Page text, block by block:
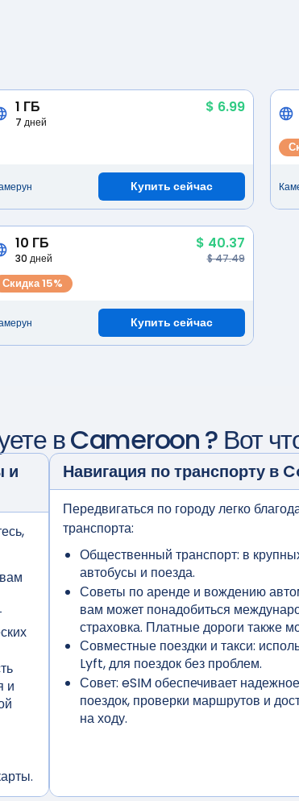
1 ГБ $ 6.99
7 дней
Купить сейчас
10 ГБ $ 40.37
30 дней $ 47.49
Скидка 15%
Купить сейчас
вCameroon? Вот
и
и
Навигация по транспорту в
Передвигаться по городу легко
транспорта:
Общественный транспорт: в
автобусы и поезда.
Советы по аренде и вождению
вам может понадобиться
страховка. Платные дороги также
Совместные поездки и такси:
Lyft, для поездок без проблем.
Совет: eSIM обеспечивает
поездок, проверки маршрутов и
на ходу.